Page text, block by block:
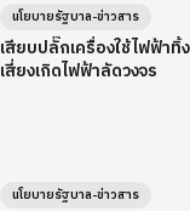
เสียบปลั๊กเครื่องใช้ไฟฟ้าทิ้
เสี่ยงเกิดไฟฟ้าลัดวงจร
นโยบายรัฐบาล-ข่าวสาร
นโยบายรัฐบาล-ข่าวสาร